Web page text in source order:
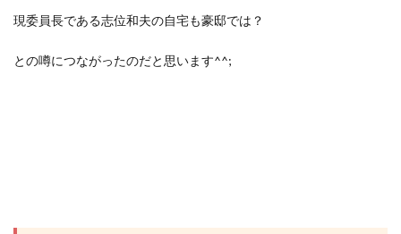
現委員長である志位和夫の自宅も豪邸では？
との噂につながったのだと思います^^;